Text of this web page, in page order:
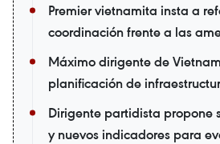
Premier vietnamita insta a
coordinación frente a las
Máximo dirigente de
planificación de
Dirigente partidista propone
y nuevos indicadores para